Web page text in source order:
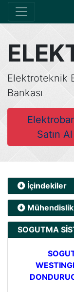
Elektroteknik
Bankası
Satın Al
İçindekiler
Mühendislik
SOGUTMA